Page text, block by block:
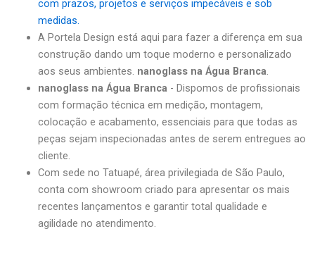
com prazos, projetos e serviços impecáveis e sob
medidas.
A Portela Design está aqui para fazer a diferença em sua
construção dando um toque moderno e personalizado
aos seus ambientes. nanoglass na Água Branca.
nanoglass na Água Branca- Dispomos de profissionais
com formação técnica em medição, montagem,
colocação e acabamento, essenciais para que todas as
peças sejam inspecionadas antes de serem entregues ao
cliente.
Com sede no Tatuapé, área privilegiada de São Paulo,
conta com showroom criado para apresentar os mais
recentes lançamentos e garantir total qualidade e
agilidade no atendimento.